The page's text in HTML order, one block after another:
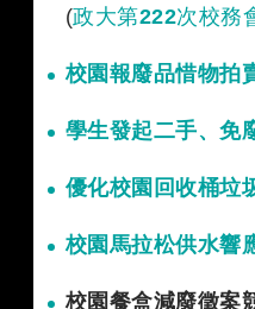
(政大第222次校務
校園報廢品惜物拍
學生發起二手、免
優化校園回收桶垃
校園馬拉松供水響
校園餐盒減廢徵案